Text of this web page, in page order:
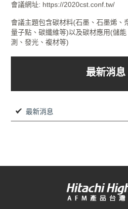
會議網址: https://2020cst.conf.tw/
會議主題包含碳材料(石墨、石墨烯、
量子點、碳纖維等)以及碳材應用(儲
測、發光、複材等)
最新消息
最新消息